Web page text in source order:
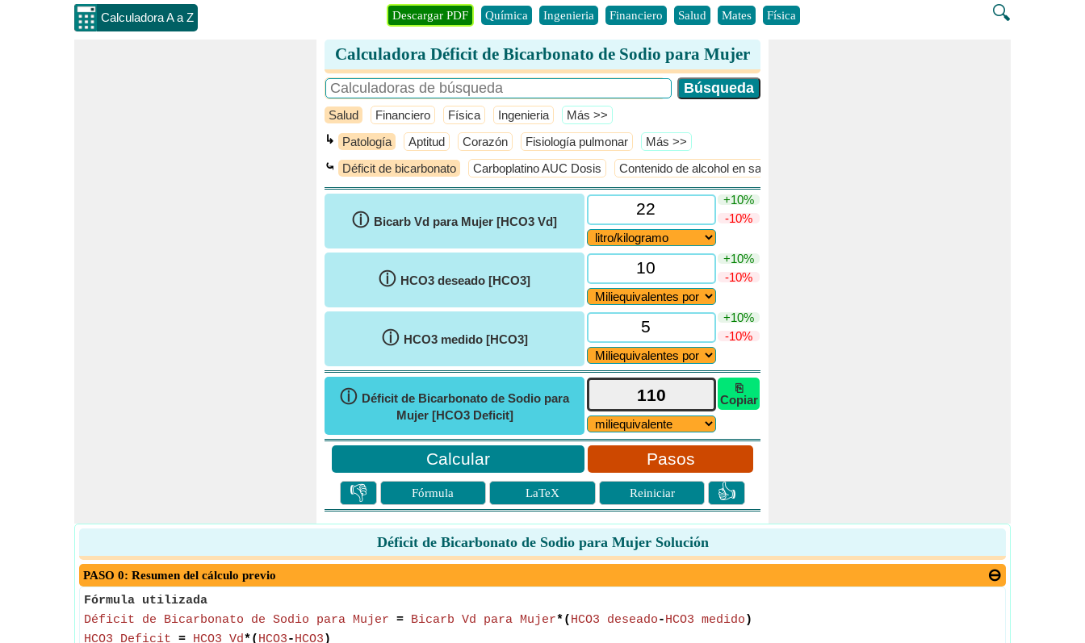
Calculadora A a Z 🔍
Descargar PDF Química Ingenieria Financiero Salud Mates Física
Calculadora Déficit de Bicarbonato de Sodio para Mujer
Salud Financiero Física Ingenieria ​Más >>
↳ Patología Aptitud Corazón Fisiología pulmonar ​Más >>
⤿ Déficit de bicarbonato Carboplatino AUC Dosis Contenido de alcohol en sangre
ⓘ Bicarb Vd para Mujer [HCO3 Vd]
+10%
-10%
ⓘ HCO3 deseado [HCO3]
+10%
-10%
ⓘ HCO3 medido [HCO3]
+10%
-10%
ⓘ Déficit de Bicarbonato de Sodio para
Mujer [HCO3 Deficit]
⎘
Copiar
Pasos
👎 Fórmula LaTeX Reiniciar 👍
Déficit de Bicarbonato de Sodio para Mujer Solución
PASO 0: Resumen del cálculo previo
Fórmula utilizada
Déficit de Bicarbonato de Sodio para Mujer = Bicarb Vd para Mujer*( HCO3 deseado-HCO3 medido )
HCO3 Deficit = HCO3 Vd*( HCO3-HCO3 )